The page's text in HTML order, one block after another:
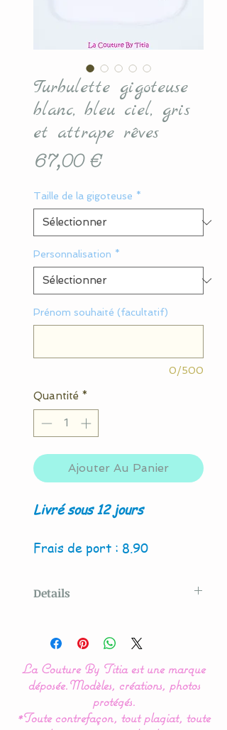
Turbulette gigoteuse
blanc, bleu ciel, gris
et attrape rêves
67,00 €Prix
Taille de la gigoteuse *
Personnalisation *
Prénom souhaité (facultatif)
0/500
Quantité *
Ajouter Au Panier
Livré sous 12 jours
Frais de port : 8.90
Details
Couture By Titia
Nos modèles de turbulette,
gigoteuse sont
entièrement réalisés en
La Couture By Titia est une marque
déposée.Modèles, créations, photos
protégés.
*Toute contrefaçon, tout plagiat, toute